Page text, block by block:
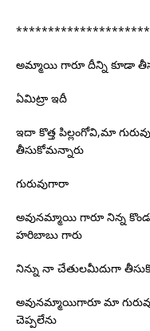
అమ్మాయి గారూ దీన్ని కూడా
ఏమిట్రా ఇదీ
ఇదా కొత్త పిల్లంగోవి,మా
తీసుకోమన్నారు
గురువుగారా
అవునమ్మాయి గారూ నిన్న
హరిబాబు గారు
నిన్ను నా చేతులమీదుగా
అవునమ్మాయిగారూ మా
చెప్పలేను